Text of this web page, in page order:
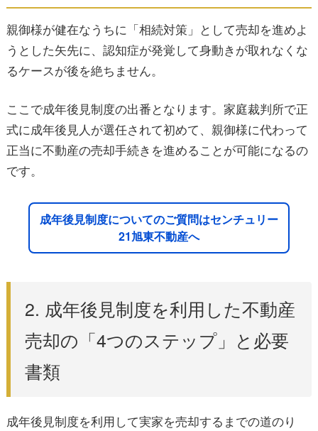
親御様が健在なうちに「相続対策」として売却を進めよ
うとした矢先に、認知症が発覚して身動きが取れなくな
るケースが後を絶ちません。
ここで成年後見制度の出番となります。家庭裁判所で正
式に成年後見人が選任されて初めて、親御様に代わって
正当に不動産の売却手続きを進めることが可能になるの
です。
成年後見制度についてのご質問はセンチュリー
21旭東不動産へ
2. 成年後見制度を利用した不動産
売却の「4つのステップ」と必要
書類
成年後見制度を利用して実家を売却するまでの道のり